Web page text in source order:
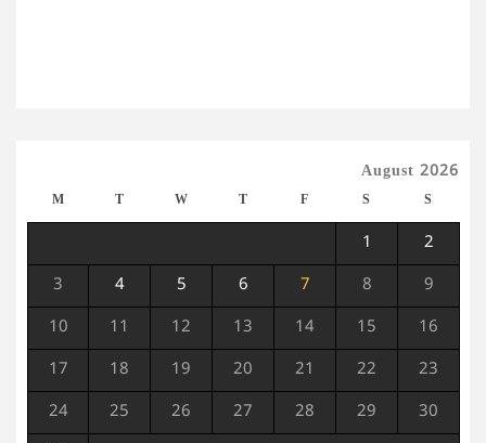
August 2026
M T W T F S S
1 2
3 4 5 6 7 8 9
10 11 12 13 14 15 16
17 18 19 20 21 22 23
24 25 26 27 28 29 30